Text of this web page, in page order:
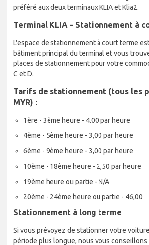
préféré aux deux terminaux KLIA et Klia2.
Terminal KLIA - Stationnement à
L'espace de stationnement à court terme
bâtiment principal du terminal et vous
places de stationnement pour votre
C et D.
Tarifs de stationnement (tous les
MYR) :
1ère - 3ème heure - 4,00 par heure
4ème - 5ème heure - 3,00 par heure
6ème - 9ème heure - 3,00 par heure
10ème - 18ème heure - 2,50 par heure
19ème heure ou partie - N/A
20ème - 24ème heure ou partie - 46,00
Stationnement à long terme
Si vous prévoyez de stationner votre
période plus longue, nous vous